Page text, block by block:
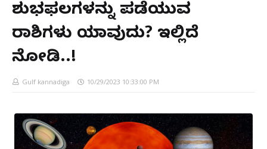
ಶುಭಫಲಗಳನ್ನು ಪಡೆಯುವ
ರಾಶಿಗಳು ಯಾವುದು? ಇಲ್ಲಿದೆ
ನೋಡಿ..!
Gulf kannadiga 10/29/2023 10:33:00 PM